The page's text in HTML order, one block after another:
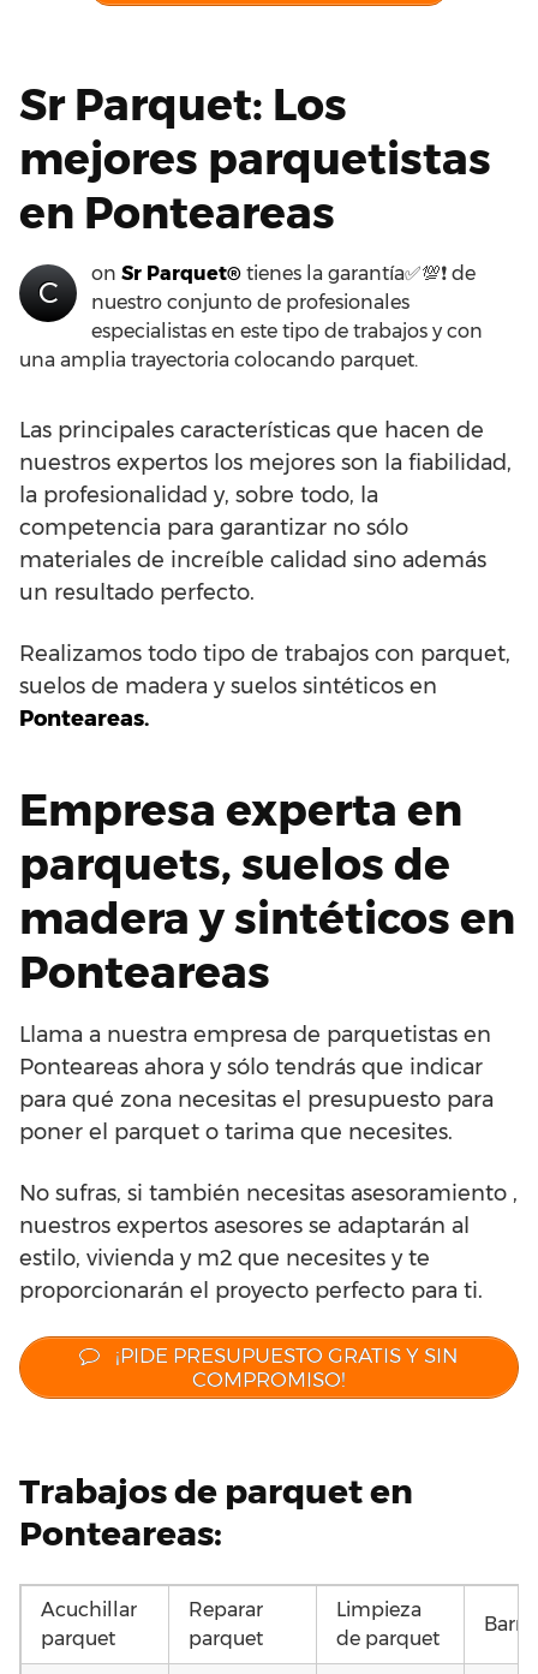
Sr Parquet: Los
mejores parquetistas
en Ponteareas
C
on Sr Parquet® tienes la garantía✅💯❗ de
nuestro conjunto de profesionales
especialistas en este tipo de trabajos y con
una amplia trayectoria colocando parquet.
Las principales características que hacen de
nuestros expertos los mejores son la fiabilidad,
la profesionalidad y, sobre todo, la
competencia para garantizar no sólo
materiales de increíble calidad sino además
un resultado perfecto.
Realizamos todo tipo de trabajos con parquet,
suelos de madera y suelos sintéticos en
Ponteareas.
Empresa experta en
parquets, suelos de
madera y sintéticos en
Ponteareas
Llama a nuestra empresa de parquetistas en
Ponteareas ahora y sólo tendrás que indicar
para qué zona necesitas el presupuesto para
poner el parquet o tarima que necesites.
No sufras, si también necesitas asesoramiento ,
nuestros expertos asesores se adaptarán al
estilo, vivienda y m2 que necesites y te
proporcionarán el proyecto perfecto para ti.
¡PIDE PRESUPUESTO GRATIS Y SIN
COMPROMISO!
Trabajos de parquet en
Ponteareas:
Acuchillar
parquet
Reparar
parquet
Limpieza
de parquet